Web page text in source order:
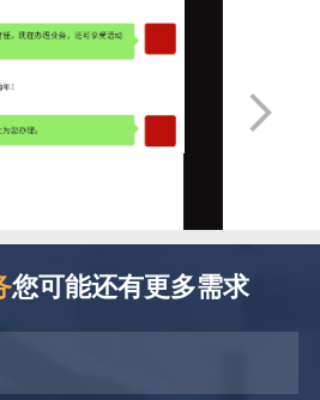
您可能还有更多需求